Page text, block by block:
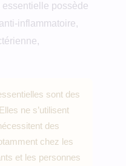
possède
inflammatoire,
sont des
ne s’utilisent
des
chez les
et les personnes